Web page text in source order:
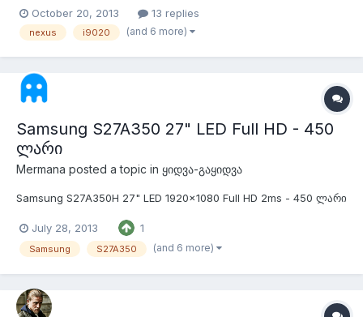
ჩართვის ღილაკზე რეაქცია არ აქვს, არც იბუთება და არც
კომპიუტერთან აქვს კავშირი. ელემენტი დატენილია (მაგრამ
October 20, 2013 13 replies
nexus i9020 (and 6 more)
Samsung S27A350 27" LED Full HD - 450
ლარი
Mermana posted a topic in ყიდვა-გაყიდვა
Samsung S27A350H 27" LED 1920x1080 Full HD 2ms - 450 ლარი
July 28, 2013 1
Samsung S27A350 (and 6 more)